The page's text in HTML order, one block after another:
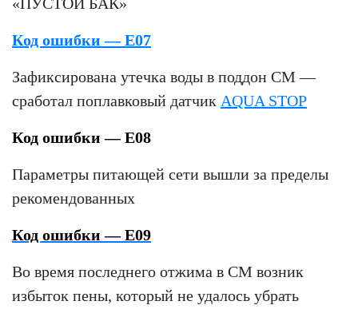
Код ошибки — E07
Зафиксирована утечка воды в поддон СМ —
сработал поплавковый датчик AQUA STOP
Код ошибки — E08
Параметры питающей сети вышли за пределы
рекомендованных
Код ошибки — E09
Во время последнего отжима в СМ возник
избыток пены, который не удалось убрать